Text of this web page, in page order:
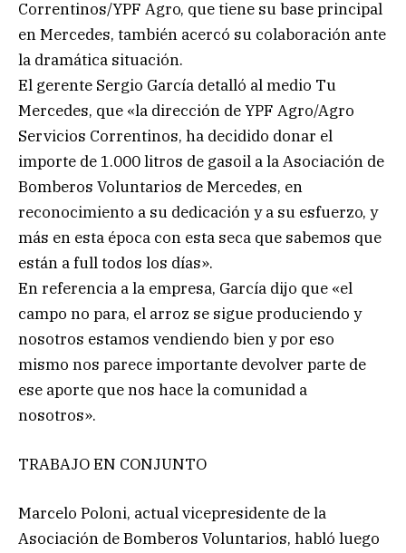
Correntinos/YPF Agro, que tiene su base principal
en Mercedes, también acercó su colaboración ante
la dramática situación.
El gerente Sergio García detalló al medio Tu
Mercedes, que «la dirección de YPF Agro/Agro
Servicios Correntinos, ha decidido donar el
importe de 1.000 litros de gasoil a la Asociación de
Bomberos Voluntarios de Mercedes, en
reconocimiento a su dedicación y a su esfuerzo, y
más en esta época con esta seca que sabemos que
están a full todos los días».
En referencia a la empresa, García dijo que «el
campo no para, el arroz se sigue produciendo y
nosotros estamos vendiendo bien y por eso
mismo nos parece importante devolver parte de
ese aporte que nos hace la comunidad a
nosotros».
TRABAJO EN CONJUNTO
Marcelo Poloni, actual vicepresidente de la
Asociación de Bomberos Voluntarios, habló luego